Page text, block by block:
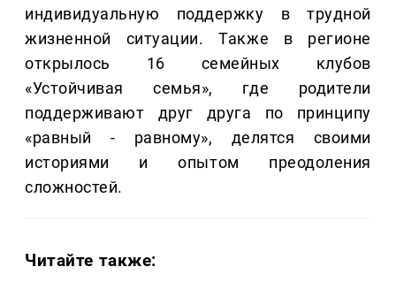
индивидуальную поддержку в трудной
жизненной ситуации. Также в регионе
открылось 16 семейных клубов
«Устойчивая семья», где родители
поддерживают друг друга по принципу
«равный - равному», делятся своими
историями и опытом преодоления
сложностей.
Читайте также: